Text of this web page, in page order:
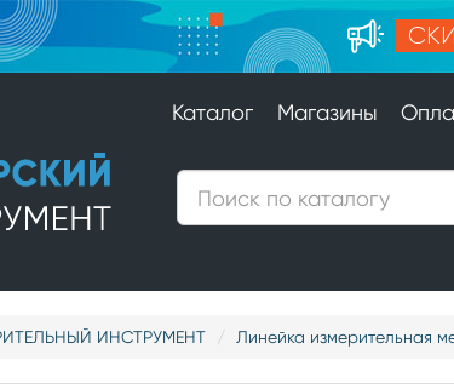
Каталог Магазины
ИНСТРУМЕНТ Линейка измерительная